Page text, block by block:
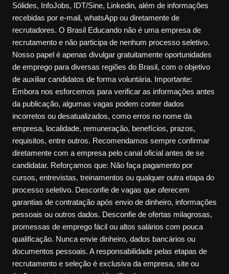
Sólides, InfoJobs, IDT/Sine, Linkedin, além de informações
recebidas por e-mail, whatsApp ou diretamente de
recrutadores. O Brasil Educando não é uma empresa de
recrutamento e não participa de nenhum processo seletivo.
Nosso papel é apenas divulgar gratuitamente oportunidades
de emprego para diversas regiões do Brasil, com o objetivo
de auxiliar candidatos de forma voluntária. Importante:
Embora nos esforcemos para verificar as informações antes
da publicação, algumas vagas podem conter dados
incorretos ou desatualizados, como erros no nome da
empresa, localidade, remuneração, benefícios, prazos,
requisitos, entre outros. Recomendamos sempre confirmar
diretamente com a empresa pelo canal oficial antes de se
candidatar. Reforçamos que: Não faça pagamento por
cursos, entrevistas, treinamentos ou qualquer outra etapa do
processo seletivo. Desconfie de vagas que oferecem
garantias de contratação após envio de dinheiro, informações
pessoais ou outros dados. Desconfie de ofertas milagrosas,
promessas de emprego fácil ou altos salários com pouca
qualificação. Nunca envie dinheiro, dados bancários ou
documentos pessoais. A responsabilidade pelas etapas de
recrutamento e seleção é exclusiva da empresa, site ou